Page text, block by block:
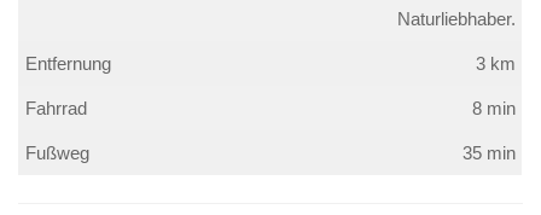
Naturliebhaber.
Entfernung 3 km
Fahrrad 8 min
Fußweg 35 min